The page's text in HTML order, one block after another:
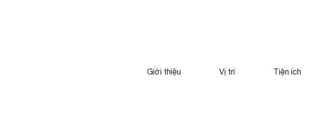
Giới thiệu Vị trí Tiện ích